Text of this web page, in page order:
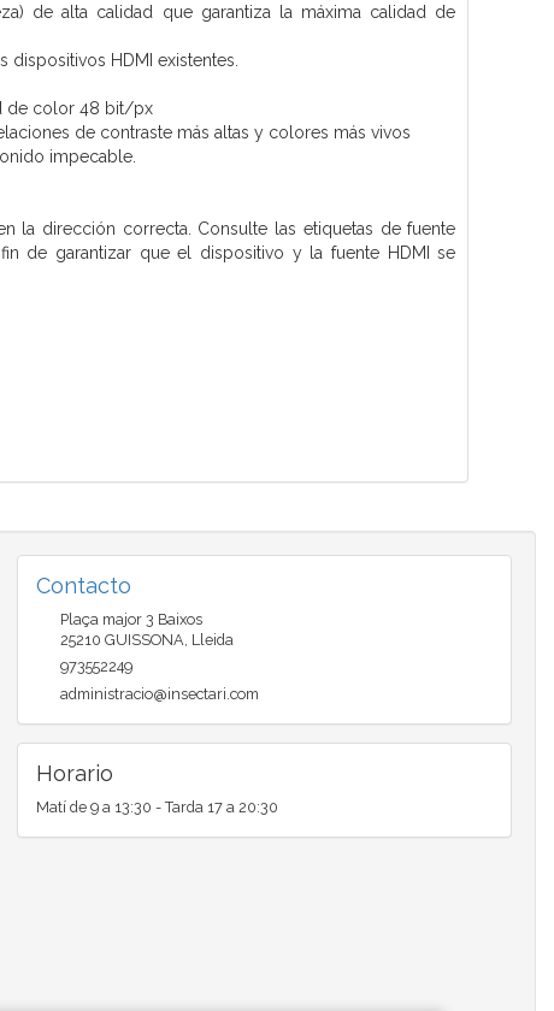
de alta calidad que garantiza la máxima calidad de
dispositivos HDMI existentes.
de color 48 bit/px
de contraste más altas y colores más vivos
impecable.
la dirección correcta. Consulte las etiquetas de fuente
de garantizar que el dispositivo y la fuente HDMI se
Contacto
Plaça major 3 Baixos
25210 GUISSONA, Lleida
973552249
administracio@insectari.com
Horario
Matí de 9 a 13:30 - Tarda 17 a 20:30